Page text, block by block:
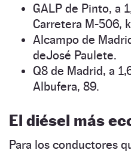
GALP de Pinto, a
Carretera M-506,
Alcampo de
deJosé Paulete.
Q8 de Madrid, a
Albufera, 89.
El diésel más
Para los conductores